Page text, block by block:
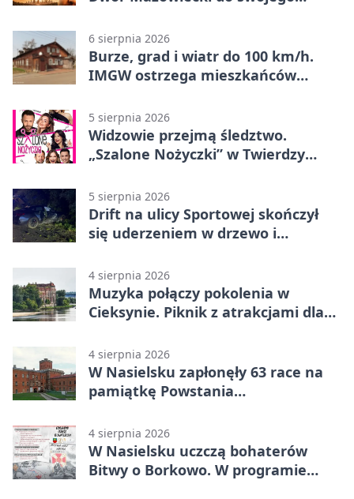
6 sierpnia 2026
Burze, grad i wiatr do 100 km/h.
IMGW ostrzega mieszkańców
5 sierpnia 2026
Widzowie przejmą śledztwo.
„Szalone Nożyczki” w Twierdzy
5 sierpnia 2026
Drift na ulicy Sportowej skończył
się uderzeniem w drzewo i
4 sierpnia 2026
Muzyka połączy pokolenia w
Cieksynie. Piknik z atrakcjami dla
4 sierpnia 2026
W Nasielsku zapłonęły 63 race na
pamiątkę Powstania
4 sierpnia 2026
W Nasielsku uczczą bohaterów
Bitwy o Borkowo. W programie